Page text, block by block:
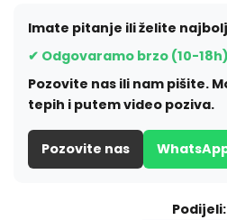
Imate pitanje ili želite
✔ Odgovaramo brzo (10-18h)
Pozovite nas ili nam pišite.
tepih i putem video poziva.
Pozovite nas
Podijeli: